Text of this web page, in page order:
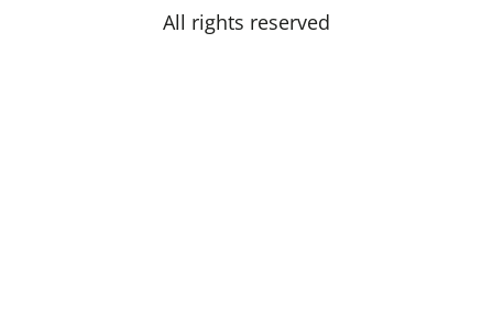
All rights reserved